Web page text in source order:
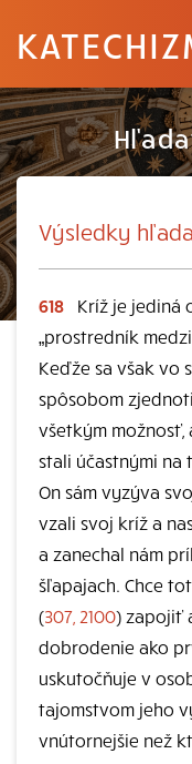
Výsledky
618
Kríž je jediná
„prostredník
Keďže sa však vo
spôsobom
všetkým možnosť,
stali účastnými na
On sám vyzýva
vzali svoj kríž a
a zanechal nám
šľapajach. Chce
(307, 2100) zapojiť
dobrodenie ako
uskutočňuje v
tajomstvom jeho
vnútornejšie než